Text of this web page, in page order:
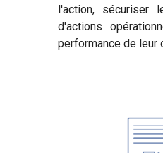
l'action, sécuriser
d'actions
performance de leur